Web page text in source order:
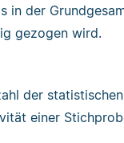
in der
gezogen wird.
der
einer